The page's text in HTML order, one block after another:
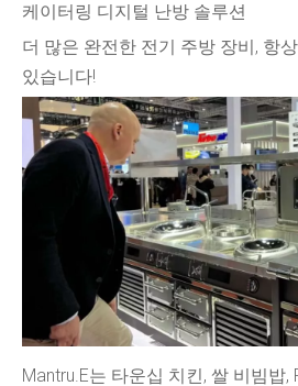
케이터링 디지털 난방 솔루션
더 많은 완전한 전기 주방 장비, 항
있습니다!
Mantru.E는 타운십 치킨, 쌀 비빔밥,